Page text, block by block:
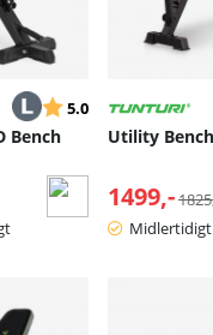
Vurdering:
5.0 ud af 5 stjerner
Bench
Utility
1499,-